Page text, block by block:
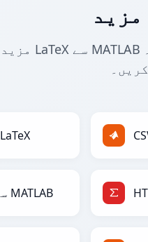
مزید LaTeX سے MATLAB کنورٹرز دریافت کریں۔ LaTeX کو MATLAB اور دیگر فارمیٹس
CSV سے LaTeX
HTML سے MATLAB